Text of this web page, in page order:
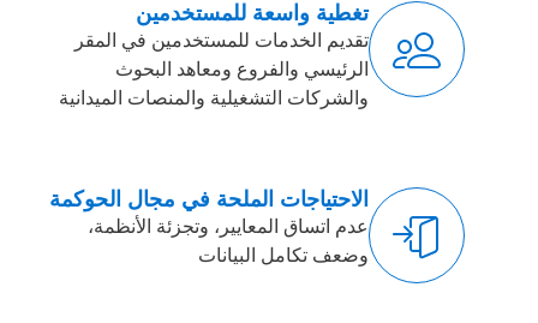
تغطية واسعة للمستخدمين
تقديم الخدمات للمستخدمين في المقر
الرئيسي والفروع ومعاهد البحوث
والشركات التشغيلية والمنصات الميدانية
الاحتياجات الملحة في مجال الحوكمة
عدم اتساق المعايير، وتجزئة الأنظمة،
وضعف تكامل البيانات